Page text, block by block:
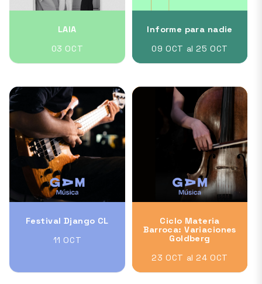
LAIA
03 OCT
Informe para nadie
09 OCT al 25 OCT
Festival Django CL
11 OCT
Ciclo Materia
Barroca: Variaciones
Goldberg
23 OCT al 24 OCT